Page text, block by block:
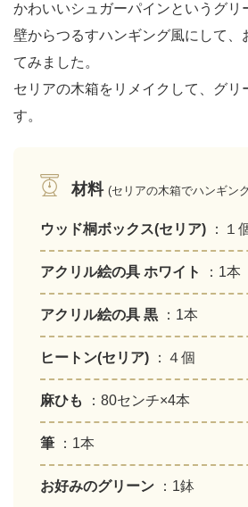
かわいいシュガーパインというグリ
壁からつるすハンギング風にして、
てみました。
セリアの木箱をリメイクして、グリ
す。
材料 (セリアの木箱でハンギン
ウッド桐ボックス(セリア) ：１
アクリル絵の具 ホワイト ：1本
アクリル絵の具 黒 ：1本
ヒートン(セリア) ：４個
麻ひも ：80センチ×4本
筆 ：1本
お好みのグリーン ：1鉢